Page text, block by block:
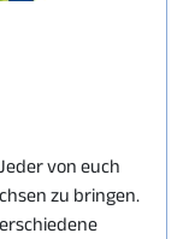
von euch
zu bringen.